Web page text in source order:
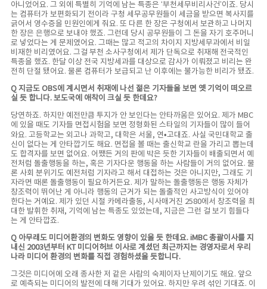
아니었어요. 그 외에 특별히 기억에 남는 특종은 ‘부천세무비리사건’이죠. 당시
는 컴퓨터가 보편화되기 전이라 구청 세무공무원들이 세금을 받으면 복사지를
긁어서 영수증을 민원인에게 줘요. 또 다른 한 장은 구청에서 보관하고 나머지
한 장은 은행으로 보내야 했죠. 그런데 당시 공무원들이 그 돈을 자기 호주머니
로 넣었다는 게 문제였어요. 그때는 많고 적고의 차이지 지방세무과에서 비일
비재한 비리였어요. 그걸 부천 소사구청에서 제가 단독으로 취재해 전국적인
특종을 했죠. 한달 이상 전국 지방세과를 대상으로 감사가 이뤄졌고 비리는 완
전히 단절 됐어요. 물론 컴퓨터가 보급되고 난 이후에는 불가능한 비리가 됐죠.
Q 지금도 OBS에 계시면서 취재에 나선 젊은 기자들을 보면 옛 기억이 떠오르
실 듯 합니다. 보도국에 애착이 크실 듯 한데요?
당연하죠. 하지만 예전만큼 투지가 안 보인다는 안타까움은 있어요. 제가 MBC
에 있을 때도 기자들 면접시험을 보면 정형화된 스타일의 기자들이 많이 들어
와요. 고등학교는 외고나 과학고, 대학은 서울, 연•고대죠. 사실 국민대학교 출
신이 없다는 게 안타깝기도 해요. 면접을 볼 때는 출신학교 란을 가리고 뽑는데
도 합격자를 보면 없어요. 어쨌든 거의 판에 박은 듯한 기자들이 배출되면서 예
전처럼 돌출행동을 하는, 혹은 기자다운 행동을 하는 사람들이 거의 없어요. 물
론 사회 분위기도 예전처럼 기자라고 해서 대접하는 것은 아니지만, 그래도 기
자라면 때론 돌출행동이 필요하거든요. 제가 말하는 돌출행동은 행동 자체가
창조력이 뛰어난 게 아니라 행동의 근거가 되는 돌출적인 사고방식이 있어야
한다는 거예요. 제가 있던 시절 카메라출동, 시사매거진 2580에서 창조력을 최
대한 발휘한 취재, 기억에 남는 특종도 있었는데, 지금은 그런 걸 보기 힘들다
는 게 안타깝죠.
Q 아무래도 미디어환경의 변화도 영향이 있을 듯 한데요. iMBC 총괄이사를 지
내신 2003년부터 KT 미디어허브 이사로 계셨던 최근까지는 경영자로서 우리
나라 미디어 환경의 변화를 직접 경험하셨을 듯합니다.
그것은 미디어에 오래 종사한 저 같은 사람의 숙제이자 난제이기도 해요. 앞으
로 예측되는 미디어의 발전에 대해 기대가 있어요. 하지만 우려 섞인 기대죠. 이